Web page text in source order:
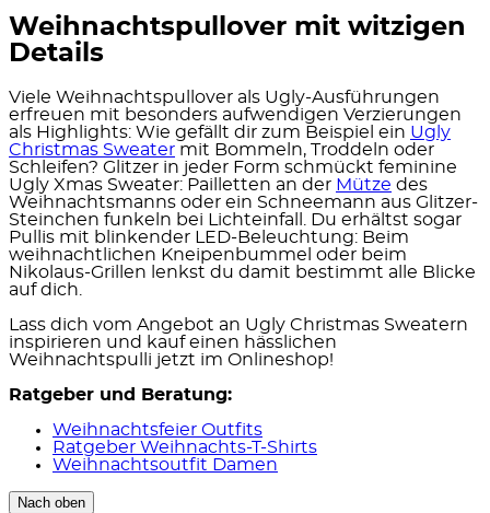
Weihnachtspullover mit witzigen
Details
Viele Weihnachtspullover als Ugly-Ausführungen
erfreuen mit besonders aufwendigen Verzierungen
als Highlights: Wie gefällt dir zum Beispiel ein Ugly
Christmas Sweater mit Bommeln, Troddeln oder
Schleifen? Glitzer in jeder Form schmückt feminine
Ugly Xmas Sweater: Pailletten an der Mütze des
Weihnachtsmanns oder ein Schneemann aus Glitzer-
Steinchen funkeln bei Lichteinfall. Du erhältst sogar
Pullis mit blinkender LED-Beleuchtung: Beim
weihnachtlichen Kneipenbummel oder beim
Nikolaus-Grillen lenkst du damit bestimmt alle Blicke
auf dich.
Lass dich vom Angebot an Ugly Christmas Sweatern
inspirieren und kauf einen hässlichen
Weihnachtspulli jetzt im Onlineshop!
Ratgeber und Beratung:
Weihnachtsfeier Outfits
Ratgeber Weihnachts-T-Shirts
Weihnachtsoutfit Damen
Nach oben